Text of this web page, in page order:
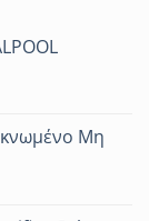
Μη